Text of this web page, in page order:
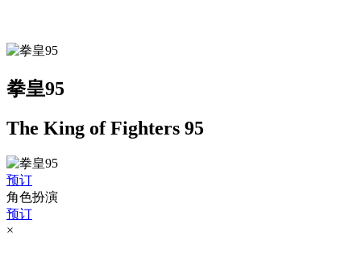
拳皇95
The King of Fighters 95
预订
角色扮演
预订
×